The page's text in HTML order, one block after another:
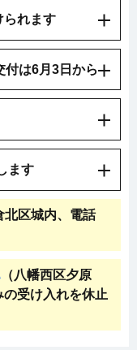
られます
付は6月3日から
ます
北区城内、電話
（八幡西区夕原
の受け入れを休止